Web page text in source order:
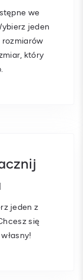
we
jeden
który
jeden z
się